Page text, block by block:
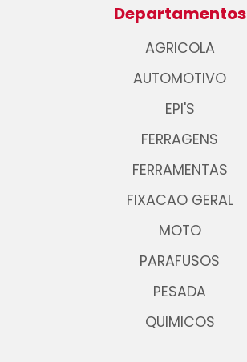
Departamentos
AGRICOLA
AUTOMOTIVO
EPI'S
FERRAGENS
FERRAMENTAS
FIXACAO GERAL
MOTO
PARAFUSOS
PESADA
QUIMICOS